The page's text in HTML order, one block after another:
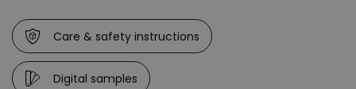
UV-Strahlung farblich verändern können. Dies
beeinträchtigt jedoch weder die Funktion, noch die
Langlebigkeit des Überzugs.
Care & safety instructions
Digital samples